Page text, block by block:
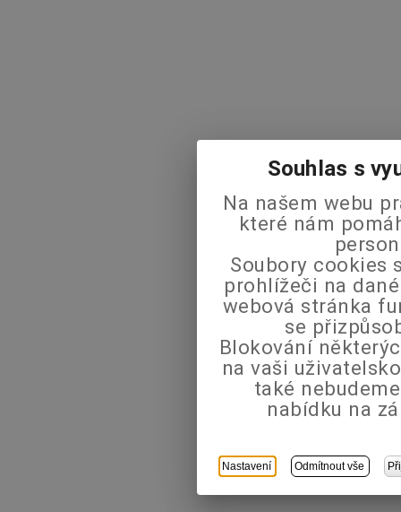
Souhlas s
Na našem webu
které nám
Soubory cookies
prohlížeči na
webová stránka
se
Blokování
na vaši
také
nabídku na
Nastavení Odmítnout vše